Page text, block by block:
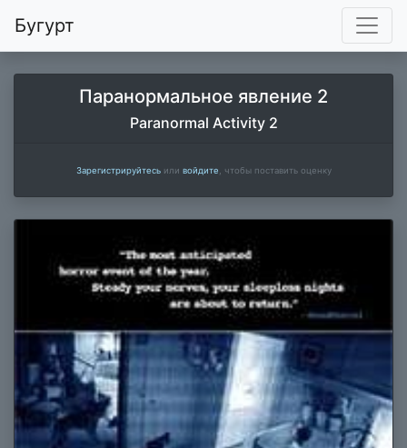
Бугурт
Паранормальное явление 2
Paranormal Activity 2
Зарегистрируйтесьили войдите , чтобы поставить оценку